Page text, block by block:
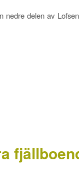
nedre delen av